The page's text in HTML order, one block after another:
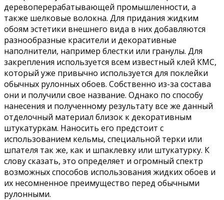
деревоперерабатывающей промышленности, а
также шелковые волокна. Для придания жидким
обоям эстетики внешнего вида в них добавляются
разнообразные красители и декоративные
наполнители, например блестки или гранулы. Для
закрепления используется всем известный клей КМС,
который уже привычно используется для поклейки
обычных рулонных обоев. Собственно из-за состава
они и получили свое название. Однако по способу
нанесения и полученному результату все же данный
отделочный материал близок к декоративным
штукатуркам. Наносить его предстоит с
использованием кельмы, специальной терки или
шпателя так же, как и шпаклевку или штукатурку. К
слову сказать, это определяет и огромный спектр
возможных способов использования жидких обоев и
их несомненное преимущество перед обычными
рулонными.